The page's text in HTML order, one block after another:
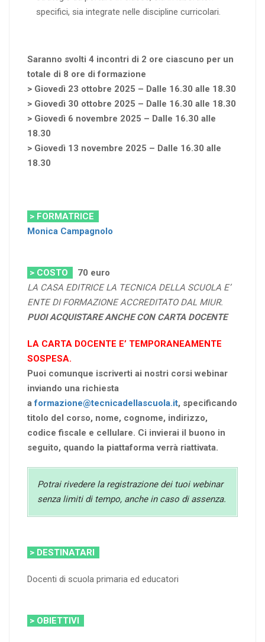
specifici, sia integrate nelle discipline curricolari.
Saranno svolti 4 incontri di 2 ore ciascuno per un
totale di 8 ore di formazione
> Giovedì 23 ottobre 2025 – Dalle 16.30 alle 18.30
> Giovedì 30 ottobre 2025 – Dalle 16.30 alle 18.30
> Giovedì 6 novembre 2025 – Dalle 16.30 alle
18.30
> Giovedì 13 novembre 2025 – Dalle 16.30 alle
18.30
> FORMATRICE
Monica Campagnolo
> COSTO 70 euro
LA CASA EDITRICE LA TECNICA DELLA SCUOLA E’
ENTE DI FORMAZIONE ACCREDITATO DAL MIUR.
PUOI ACQUISTARE ANCHE CON CARTA DOCENTE
LA CARTA DOCENTE E’ TEMPORANEAMENTE
SOSPESA.
Puoi comunque iscriverti ai nostri corsi webinar
inviando una richiesta
aformazione@tecnicadellascuola.it, specificando
titolo del corso, nome, cognome, indirizzo,
codice fiscale e cellulare. Ci invierai il buono in
seguito, quando la piattaforma verrà riattivata.
Potrai rivedere la registrazione dei tuoi webinar
senza limiti di tempo, anche in caso di assenza.
> DESTINATARI
Docenti di scuola primaria ed educatori
> OBIETTIVI